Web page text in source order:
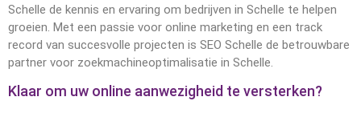
Schelle de kennis en ervaring om bedrijven in Schelle te helpen
groeien. Met een passie voor online marketing en een track
record van succesvolle projecten is SEO Schelle de betrouwbare
partner voor zoekmachineoptimalisatie in Schelle.
Klaar om uw online aanwezigheid te versterken?